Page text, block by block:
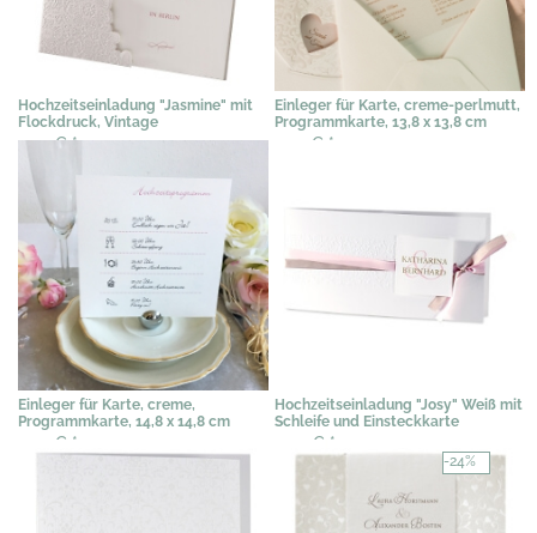
Hochzeitseinladung "Jasmine" mit
Flockdruck, Vintage
2,35 €*
Einleger für Karte, creme-perlmutt,
Programmkarte, 13,8 x 13,8 cm
0,77 € *
Einleger für Karte, creme,
Programmkarte, 14,8 x 14,8 cm
0,77 € *
Hochzeitseinladung "Josy" Weiß mit
Schleife und Einsteckkarte
2,04 € *
-24%